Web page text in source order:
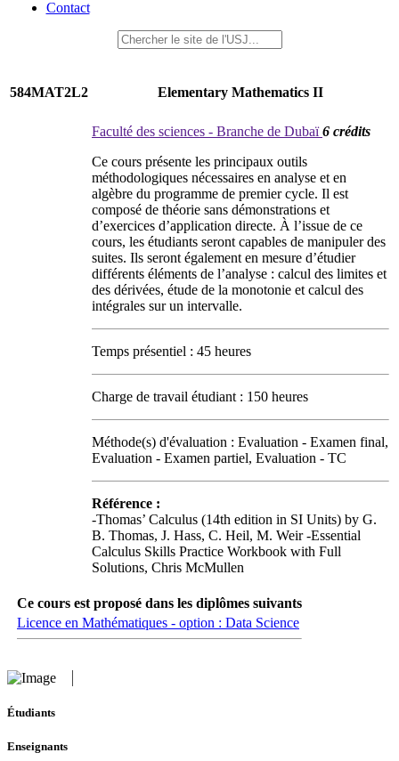
Contact
584MAT2L2 Elementary Mathematics II
Faculté des sciences - Branche de Dubaï6 crédits
Ce cours présente les principaux outils
méthodologiques nécessaires en analyse et en
algèbre du programme de premier cycle. Il est
composé de théorie sans démonstrations et
d’exercices d’application directe. À l’issue de ce
cours, les étudiants seront capables de manipuler des
suites. Ils seront également en mesure d’étudier
différents éléments de l’analyse : calcul des limites et
des dérivées, étude de la monotonie et calcul des
intégrales sur un intervalle.
Temps présentiel : 45 heures
Charge de travail étudiant : 150 heures
Méthode(s) d'évaluation : Evaluation - Examen final,
Evaluation - Examen partiel, Evaluation - TC
Référence :
-Thomas’ Calculus (14th edition in SI Units) by G.
B. Thomas, J. Hass, C. Heil, M. Weir -Essential
Calculus Skills Practice Workbook with Full
Solutions, Chris McMullen
Ce cours est proposé dans les diplômes suivants
Licence en Mathématiques - option : Data Science
Étudiants
Enseignants